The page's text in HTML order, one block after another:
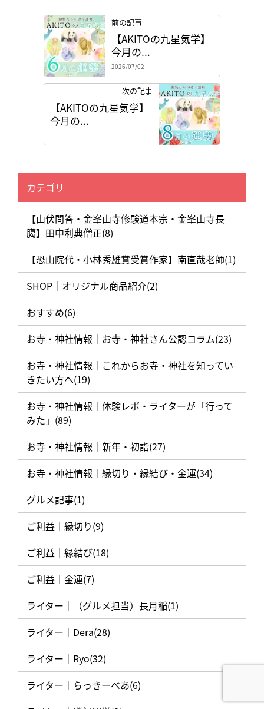
前の記事
【AKITOの九星気学】
今月の...
2026/07/02
次の記事
【AKITOの九星気学】
今月の...
カテゴリ
【山伏問答・金峯山寺修験道本宗・金峯山寺長
臈】田中利典僧正(8)
【恐山院代・小林秀雄賞受賞作家】南直哉老師(1)
SHOP｜オリジナル商品紹介(2)
おすすめ(6)
お寺・神社情報｜お寺・神社さん公認コラム(23)
お寺・神社情報｜これからお寺・神社を知ってい
きたい方へ(19)
お寺・神社情報｜体験レポ・ライターが「行って
みた」(89)
お寺・神社情報｜新年・初詣(27)
お寺・神社情報｜縁切り・縁結び・金運(34)
グルメ記事(1)
ご利益｜縁切り(9)
ご利益｜縁結び(18)
ご利益｜金運(7)
ライター｜（グルメ担当）長月稲(1)
ライター｜Dera(28)
ライター｜Ryo(32)
ライター｜らっきーべあ(6)